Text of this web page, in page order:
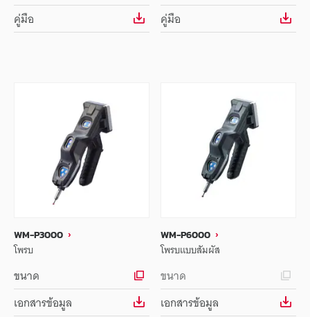
คู่มือ
คู่มือ
WM-P3000
โพรบ
ขนาด
เอกสารข้อมูล
WM-P6000
โพรบแบบสัมผัส
ขนาด
เอกสารข้อมูล